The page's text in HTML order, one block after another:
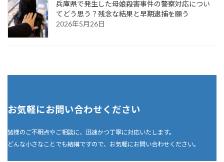
兵庫県で発生した母娘殺害事件の警察対応につい
てどう思う？残念な結果と早期逮捕を願う
2026年5月26日
お気軽にお問い合わせください
皆様のご不明点やご相談に、迅速かつ丁寧に対応いたします。
どんな小さなことでも結構ですので、お気軽にお問い合わせください。